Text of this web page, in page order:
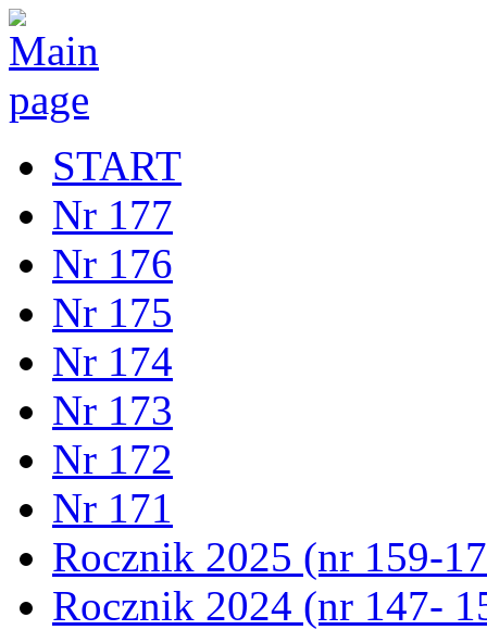
START
Nr 177
Nr 176
Nr 175
Nr 174
Nr 173
Nr 172
Nr 171
Rocznik 2025 (nr 159-
Rocznik 2024 (nr 147-